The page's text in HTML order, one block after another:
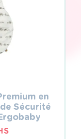
en
Sécurité